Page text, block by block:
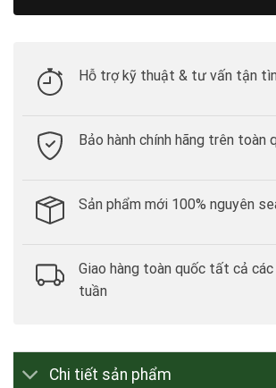
Hỗ trợ kỹ thuật & tư vấn tận
Bảo hành chính hãng trên toàn
Sản phẩm mới 100% nguyên
Giao hàng toàn quốc tất cả
tuần
Chi tiết sản phẩm